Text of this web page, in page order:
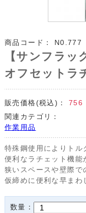
商品コード： N0.777
【サンフラ
オフセットラ
販売価格(税込)： 756
関連カテゴリ：
作業用品
特殊鋼使用によりトル
便利なラチェット機能
狭いスペースや壁際で
仮締めに便利な早まわ
数量：